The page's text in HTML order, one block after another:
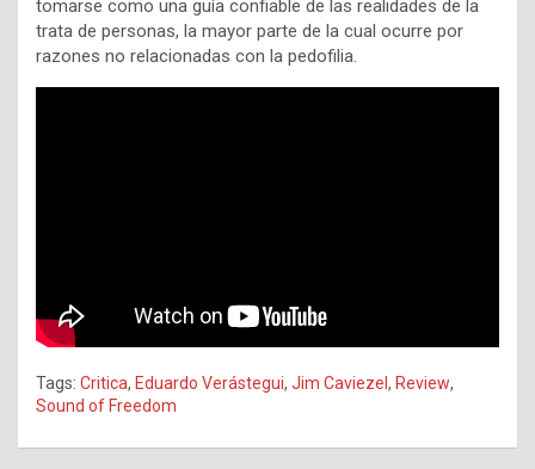
tomarse como una guía confiable de las realidades de la
trata de personas, la mayor parte de la cual ocurre por
razones no relacionadas con la pedofilia.
Tags: Critica, Eduardo Verástegui, Jim Caviezel, Review,
Sound of Freedom